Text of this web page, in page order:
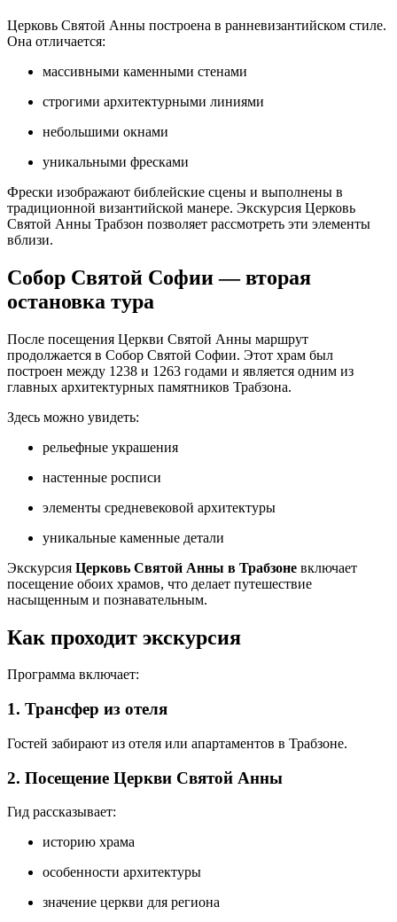
Церковь Святой Анны построена в ранневизантийском стиле.
Она отличается:
массивными каменными стенами
строгими архитектурными линиями
небольшими окнами
уникальными фресками
Фрески изображают библейские сцены и выполнены в
традиционной византийской манере. Экскурсия Церковь
Святой Анны Трабзон позволяет рассмотреть эти элементы
вблизи.
Собор Святой Софии — вторая
остановка тура
После посещения Церкви Святой Анны маршрут
продолжается в Собор Святой Софии. Этот храм был
построен между 1238 и 1263 годами и является одним из
главных архитектурных памятников Трабзона.
Здесь можно увидеть:
рельефные украшения
настенные росписи
элементы средневековой архитектуры
уникальные каменные детали
Экскурсия Церковь Святой Анны в Трабзоне включает
посещение обоих храмов, что делает путешествие
насыщенным и познавательным.
Как проходит экскурсия
Программа включает:
1. Трансфер из отеля
Гостей забирают из отеля или апартаментов в Трабзоне.
2. Посещение Церкви Святой Анны
Гид рассказывает:
историю храма
особенности архитектуры
значение церкви для региона